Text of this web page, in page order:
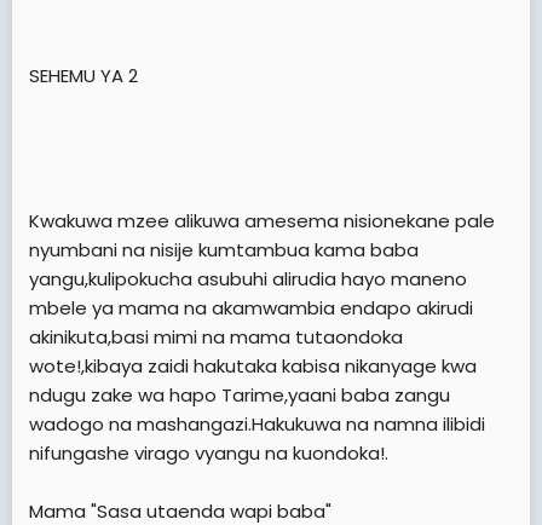
SEHEMU YA 2
Kwakuwa mzee alikuwa amesema nisionekane pale
nyumbani na nisije kumtambua kama baba
yangu,kulipokucha asubuhi alirudia hayo maneno
mbele ya mama na akamwambia endapo akirudi
akinikuta,basi mimi na mama tutaondoka
wote!,kibaya zaidi hakutaka kabisa nikanyage kwa
ndugu zake wa hapo Tarime,yaani baba zangu
wadogo na mashangazi.Hakukuwa na namna ilibidi
nifungashe virago vyangu na kuondoka!.
Mama "Sasa utaenda wapi baba"